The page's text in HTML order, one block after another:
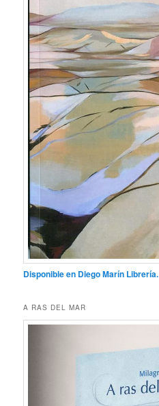
Disponible en Diego Marín Librería.
A RAS DEL MAR